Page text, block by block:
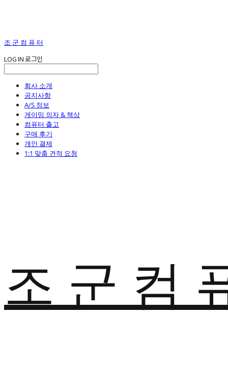
조 군 컴 퓨 터
LOG IN로그인
회사 소개
공지사항
A/S 정보
게이밍 의자 & 책상
컴퓨터 출고
구매 후기
개인 결제
1:1 맞춤 견적 요청
조 군 컴